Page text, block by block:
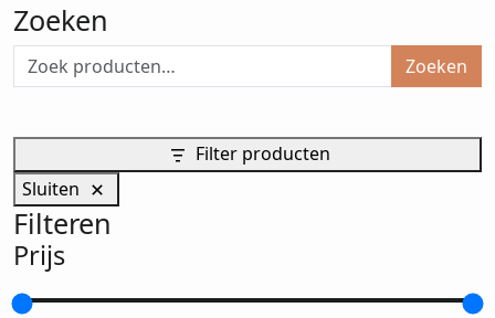
Zoeken
Zoeken
Filter producten
Sluiten
Filteren
Prijs